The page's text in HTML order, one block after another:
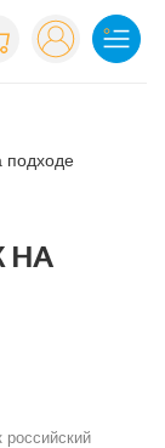
подходе
НА